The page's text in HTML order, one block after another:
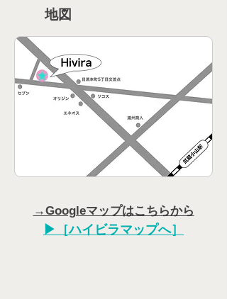
地図
→Googleマップはこちらから
​▶︎［ハイビラマップへ］